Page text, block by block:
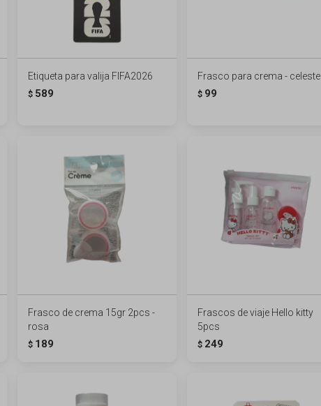
Etiqueta para valija FIFA2026
$ 589
Frasco para crema - celeste
$ 99
Frasco de crema 15gr 2pcs -
rosa
$ 189
Frascos de viaje Hello kitty
5pcs
$ 249